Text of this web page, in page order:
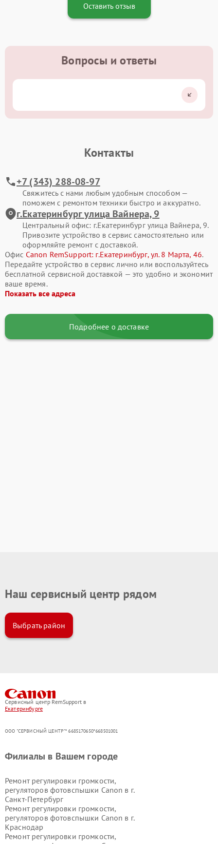
Оставить отзыв
Вопросы и ответы
Контакты
+7 (343) 288-08-97
Свяжитесь с нами любым удобным способом —
поможем с ремонтом техники быстро и аккуратно.
г.Екатеринбург улица Вайнера, 9
Центральный офис: г.Екатеринбург улица Вайнера, 9.
Привозите устройство в сервис самостоятельно или
оформляйте ремонт с доставкой.
Офис Canon RemSupport: г.Екатеринбург, ул. 8 Марта, 46.
Передайте устройство в сервис лично или воспользуйтесь
бесплатной сервисной доставкой — это удобно и экономит
ваше время.
Показать все адреса
Подробнее о доставке
Наш сервисный центр рядом
Выбрать район
Сервисный центр RemSupport в
Екатеринбурге
ООО "СЕРВИСНЫЙ ЦЕНТР"* 6685170650*668501001
Филиалы в Вашем городе
Ремонт регулировки громкости,
регуляторов фотовспышки Canon в г.
Санкт-Петербург
Ремонт регулировки громкости,
регуляторов фотовспышки Canon в г.
Краснодар
Ремонт регулировки громкости,